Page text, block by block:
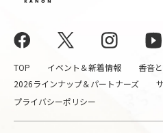
TOP イベント＆新着情報 香音
2026ラインナップ＆パートナーズ
プライバシーポリシー